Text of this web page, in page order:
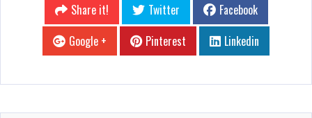
Share it! Twitter
Facebook
Google +
Pinterest Linkedin